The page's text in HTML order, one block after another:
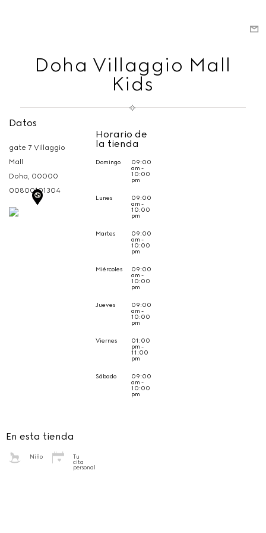
Doha Villaggio Mall
Kids
Datos
gate 7 Villaggio
Mall
Doha, 00000
00800101304
Horario de
la tienda
Domingo 09:00
am -
10:00
pm
Lunes 09:00
am -
10:00
pm
Martes 09:00
am -
10:00
pm
Miércoles 09:00
am -
10:00
pm
Jueves 09:00
am -
10:00
pm
Viernes 01:00
pm -
11:00
pm
Sábado 09:00
am -
10:00
pm
En esta tienda
Niño
Tu
cita
personal